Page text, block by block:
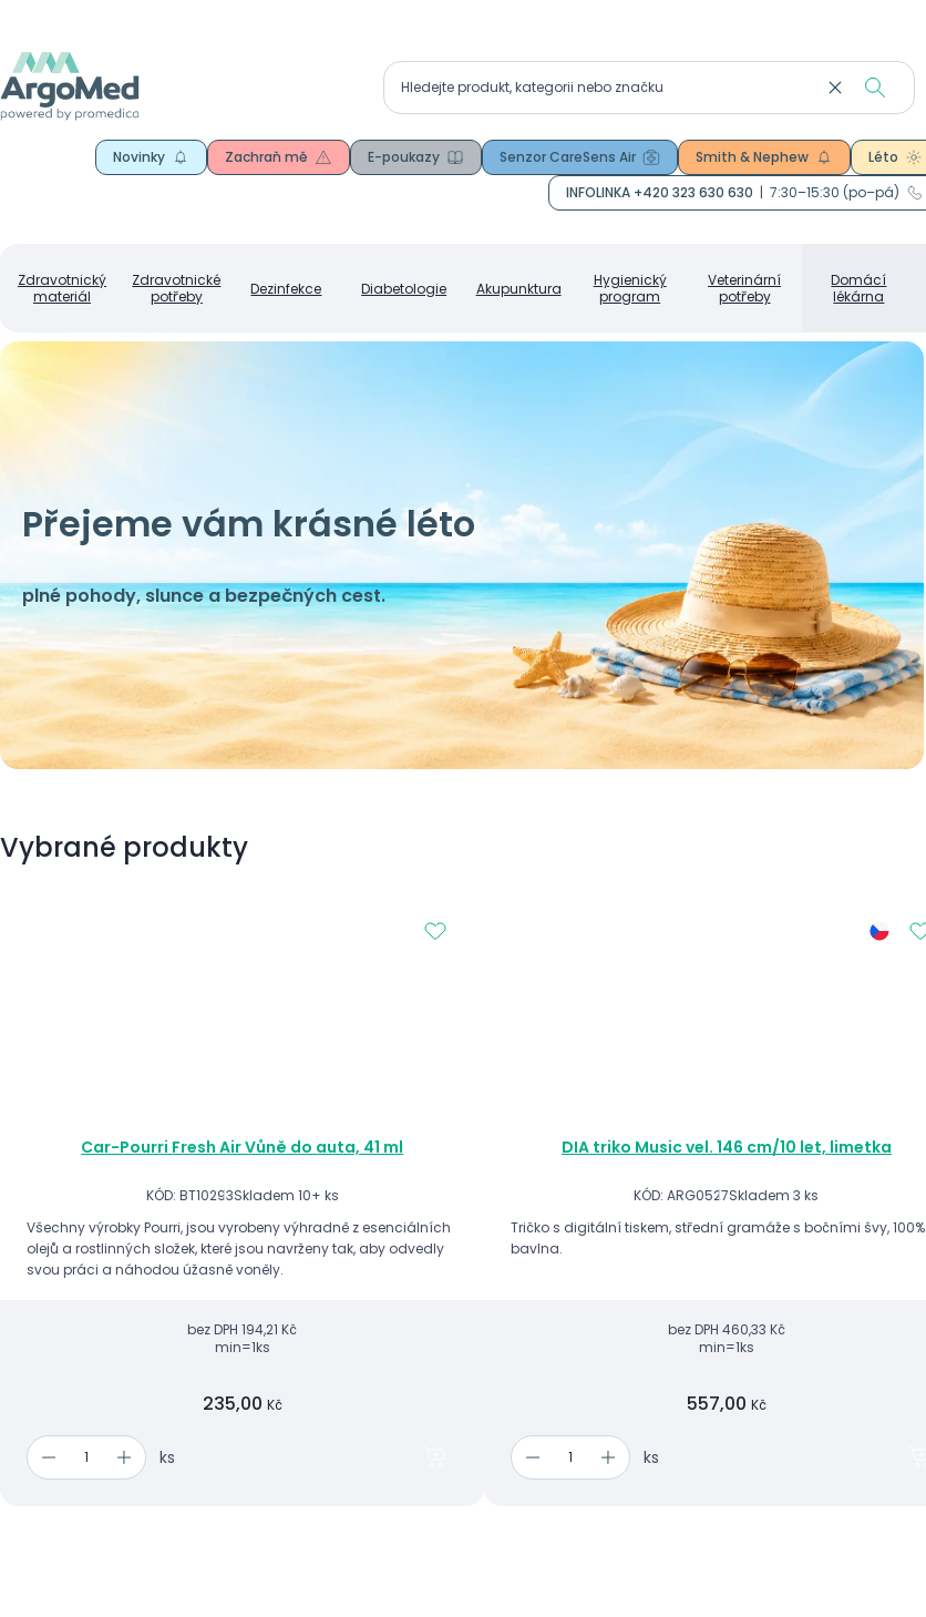
Zdravotnický
materiál
Zdravotnické
potřeby
Dezinfekce Diabetologie Akupunktura
Hygienický
program
Veterinární
potřeby
Domácí
lékárna
Novinky Zachraň mě E-poukazy Senzor CareSens Air Smith & Nephew Léto
INFOLINKA +420 323 630 630
7:30–15:30 (po–pá)
Přejeme vám krásné léto
plné pohody, slunce a bezpečných cest.
Vybrané produkty
Car-Pourri Fresh Air Vůně do auta, 41 ml
KÓD: BT10293Skladem 10+ ks
Všechny výrobky Pourri, jsou vyrobeny výhradně z esenciálních
olejů a rostlinných složek, které jsou navrženy tak, aby odvedly
svou práci a náhodou úžasně voněly.
bez DPH 194,21 Kč
min=1ks
235,00 Kč
ks
DIA triko Music vel. 146 cm/10 let, limetka
KÓD: ARG0527Skladem 3 ks
Tričko s digitální tiskem, střední gramáže s bočními švy, 100%
bavlna.
bez DPH 460,33 Kč
min=1ks
557,00 Kč
ks